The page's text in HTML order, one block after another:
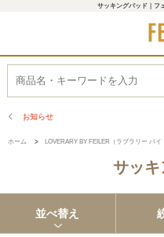
サッキングパッド｜フ
熊
ホーム > LOVERARY BY FEILER（ラブラリー バイ
サッ
並べ替え